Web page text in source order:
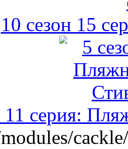
10 сезон 15
11 серия: